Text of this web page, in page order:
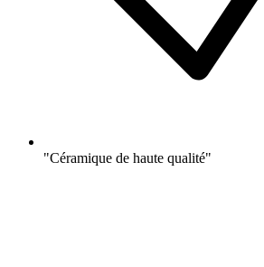
"Céramique de haute qualité"